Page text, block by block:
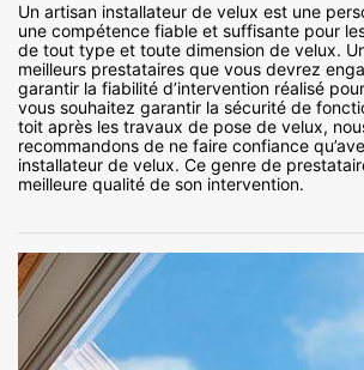
Un artisan installateur de velux est une
une compétence fiable et suffisante pour
de tout type et toute dimension de velux.
meilleurs prestataires que vous devrez
garantir la fiabilité d’intervention réalisé
vous souhaitez garantir la sécurité de
toit après les travaux de pose de velux,
recommandons de ne faire confiance
installateur de velux. Ce genre de
meilleure qualité de son intervention.